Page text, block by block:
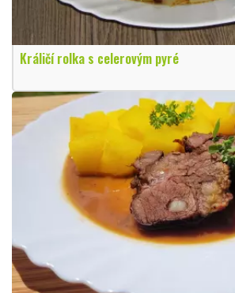
Králičí rolka s celerovým pyré